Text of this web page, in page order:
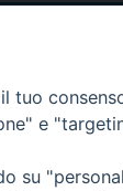
e
su